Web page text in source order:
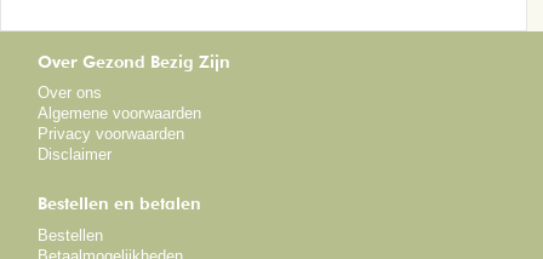
Over Gezond Bezig Zijn
Over ons
Algemene voorwaarden
Privacy voorwaarden
Disclaimer
Bestellen en betalen
Bestellen